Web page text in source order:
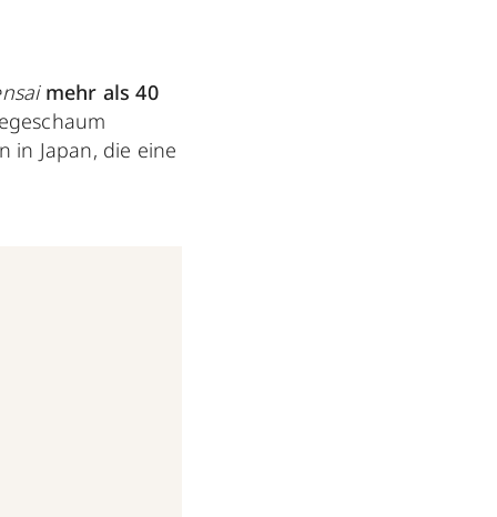
mehr als 40
in Japan, die eine